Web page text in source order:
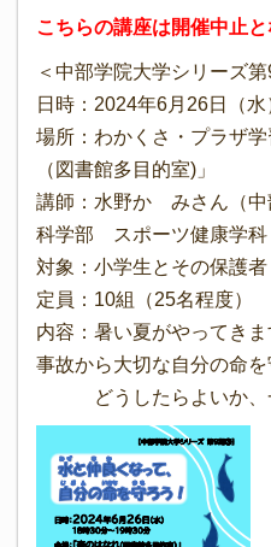
こちらの講座は開催中止と
＜中部学院大学シリーズ
日時：2024年6月26日（
場所：わかくさ・プラザ
（図書館多目的室)」
講師：水野かゞみさん（
科学部 スポーツ健康学
対象：小学生とその保護者
定員：10組（25名程度）
内容：暑い夏がやってき
事故から大切な自分の命を
どうしたらよいか、一